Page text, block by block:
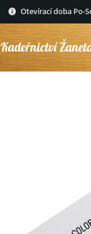
Otevírací doba Po-
Kadeřnictví